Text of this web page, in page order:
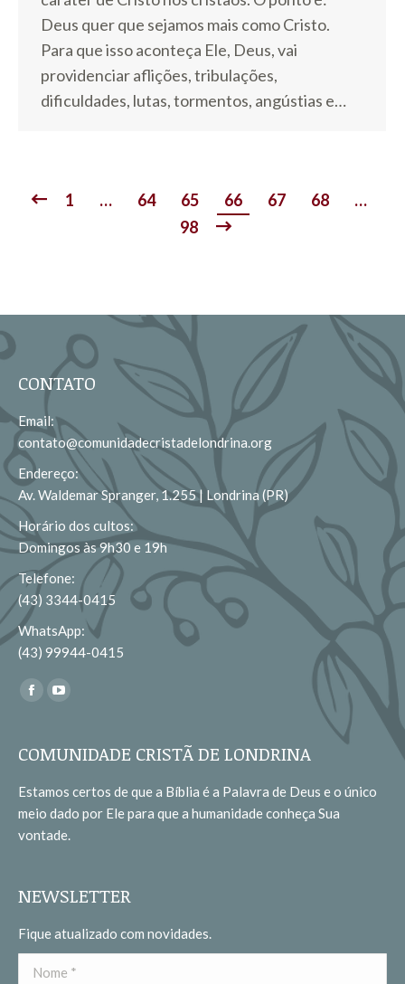
Deus quer que sejamos mais como Cristo.
Para que isso aconteça Ele, Deus, vai
providenciar aflições, tribulações,
dificuldades, lutas, tormentos, angústias e…
1 … 64 65 66 67 68
…
98
CONTATO
Email:
contato@comunidadecristadelondrina.org
Endereço:
Av. Waldemar Spranger, 1.255 | Londrina (PR)
Horário dos cultos:
Domingos às 9h30 e 19h
Telefone:
(43) 3344-0415
WhatsApp:
(43) 99944-0415
Encontre-nos em:
Facebook
opens
new
window
YouTube
opens
new
window
COMUNIDADE CRISTÃ DE LONDRINA
Estamos certos de que a Bíblia é a Palavra de Deus e o único
meio dado por Ele para que a humanidade conheça Sua
vontade.
NEWSLETTER
Fique atualizado com novidades.
Nome *